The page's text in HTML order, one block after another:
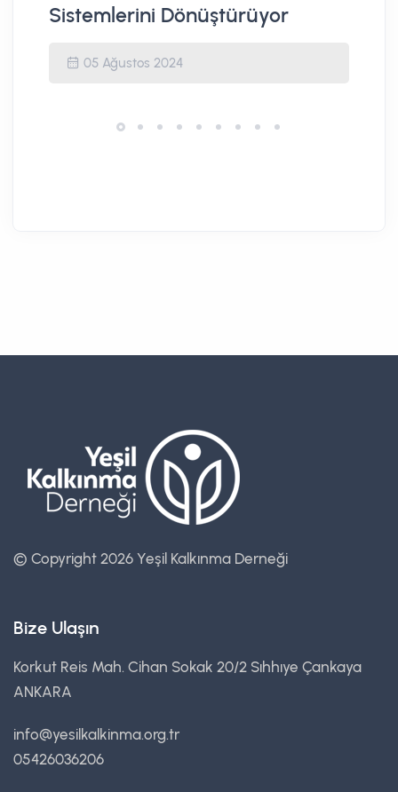
Sistemlerini Dönüştürüyor
05 Ağustos 2024
© Copyright 2026 Yeşil Kalkınma Derneği
Bize Ulaşın
Korkut Reis Mah. Cihan Sokak 20/2 Sıhhıye Çankaya
ANKARA
info@yesilkalkinma.org.tr
05426036206